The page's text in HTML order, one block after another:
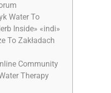
Water To
Inside» «indi»
To Zakładach
Community
Therapy